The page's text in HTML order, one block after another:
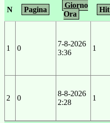
N Pagina
Giorno
Ora
Hit
1 0
7-8-2026
3:36
1
2 0
8-8-2026
2:28
1